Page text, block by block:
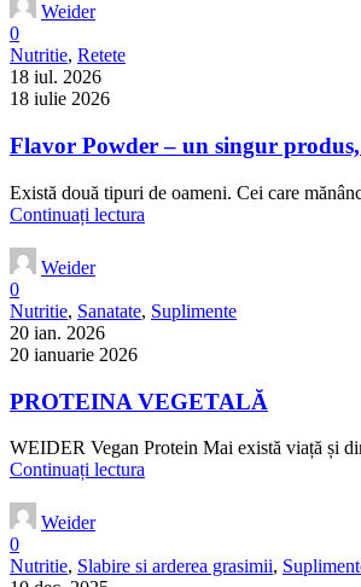
Weider
0
Nutritie, Retete
18 iul. 2026
18 iulie 2026
Flavor Powder – un singur produs,
Există două tipuri de oameni. Cei care
Continuați lectura
Weider
0
Nutritie, Sanatate, Suplimente
20 ian. 2026
20 ianuarie 2026
PROTEINA VEGETALĂ
WEIDER Vegan Protein Mai există viață și
Continuați lectura
Weider
0
Nutritie, Slabire si arderea grasimii,